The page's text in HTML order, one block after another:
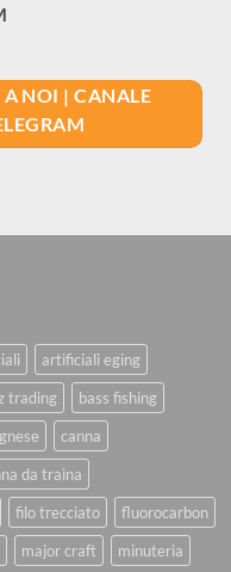
NOI | CANALE
artificiali eging
trading
bass fishing
canna
da traina
filo trecciato
fluorocarbon
major craft minuteria